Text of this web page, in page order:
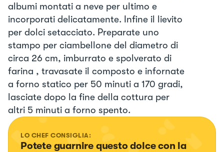
albumi montati a neve per ultimo e
incorporati delicatamente. Infine il lievito
per dolci setacciato. Preparate uno
stampo per ciambellone del diametro di
circa 26 cm, imburrato e spolverato di
farina , travasate il composto e infornate
a forno statico per 50 minuti a 170 gradi,
lasciate dopo la fine della cottura per
altri 5 minuti a forno spento.
LO CHEF CONSIGLIA:
Potete guarnire questo dolce con la